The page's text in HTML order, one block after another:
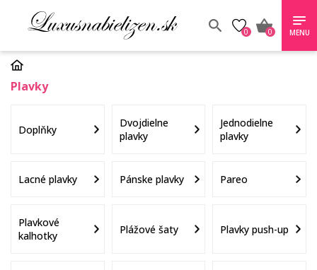
0 0 MENU
Plavky
Doplňky
Dvojdielne
plavky
Jednodielne
plavky
Lacné plavky Pánske plavky Pareo
Plavkové
kalhotky
Plážové šaty Plavky push-up